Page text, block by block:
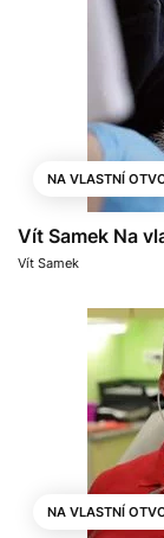
NA VLASTNÍ
Vít Samek Na
Vít Samek
NA VLASTNÍ